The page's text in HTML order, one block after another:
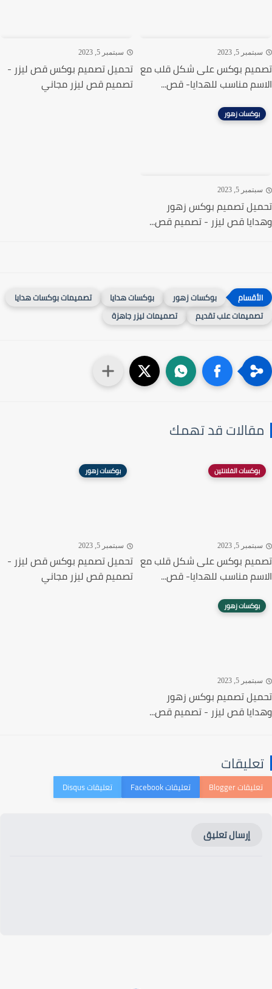
5, 2023
بوكس على شكل قلب مع
مناسب للهدايا- قص...
سبتمبر 5, 2023
تحميل تصميم بوكس قص ليزر -
تصميم قص ليزر مجاني
بوكسات زهور
5, 2023
تصميم بوكس زهور
قص ليزر - تصميم قص...
بوكسات زهور بوكسات هدايا
تصميمات بوكسات هدايا
علب تقديم
تصميمات ليزر جاهزة
قد تهمك
بوكسات الفلانتين
5, 2023
بوكس على شكل قلب مع
مناسب للهدايا- قص...
بوكسات زهور
سبتمبر 5, 2023
تحميل تصميم بوكس قص ليزر -
تصميم قص ليزر مجاني
بوكسات زهور
5, 2023
تصميم بوكس زهور
قص ليزر - تصميم قص...
إرسال تعليق